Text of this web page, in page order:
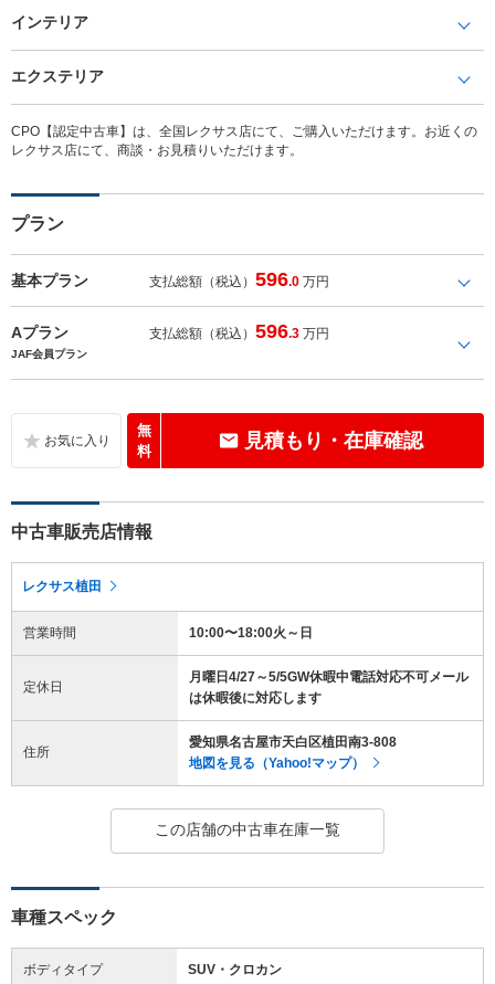
インテリア
エクステリア
CPO【認定中古車】は、全国レクサス店にて、ご購入いただけます。お近くの
レクサス店にて、商談・お見積りいただけます。
プラン
基本プラン 支払総額（税込）596.0 万円
Aプラン 支払総額（税込）596.3 万円
JAF会員プラン
無
料
見積もり・在庫確認
中古車販売店情報
レクサス植田
営業時間 10:00〜18:00火～日
定休日
月曜日4/27～5/5GW休暇中電話対応不可メール
は休暇後に対応します
住所
愛知県名古屋市天白区植田南3-808
地図を見る（Yahoo!マップ）
この店舗の中古車在庫一覧
車種スペック
ボディタイプ SUV・クロカン